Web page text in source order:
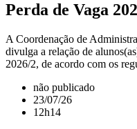
Perda de Vaga
A Coordenação de
divulga a relação de
2026/2, de acordo com os
não publicado
23/07/26
12h14